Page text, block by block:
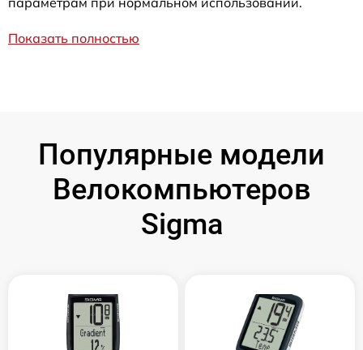
Показать полностью
Популярные модели
Велокомпьютеров
Sigma